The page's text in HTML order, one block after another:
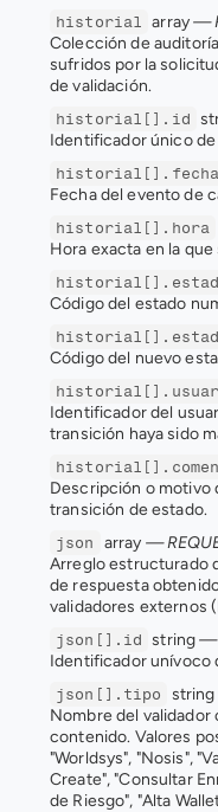
historial array —
Colección de
sufridos por la
de validación.
historial[].id
Identificador único de
historial[].fecha
Fecha del evento de
historial[].hora
Hora exacta en la
Código del estado
Código del nuevo
Identificador del
transición haya sido
Descripción o motivo
transición de estado.
json array —
Arreglo estructurado
de respuesta
validadores externos
json[].id string —
Identificador unívoco
json[].tipo string
Nombre del validador
contenido. Valores
"Worldsys", "Nosis",
Create", "Consultar
de Riesgo", "Alta